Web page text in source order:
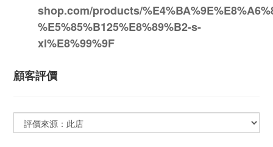
shop.com/products/
%E5%85%B125%E8%89%B2-s-
xl%E8%99%9F
顧客評價